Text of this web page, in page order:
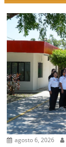
agosto 6, 2026